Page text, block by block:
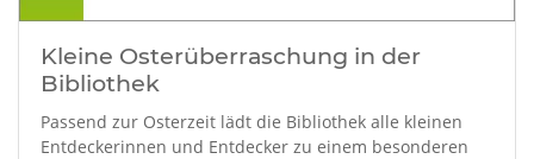
Kleine Osterüberraschung in der
Bibliothek
Passend zur Osterzeit lädt die Bibliothek alle kleinen
Entdeckerinnen und Entdecker zu einem besonderen